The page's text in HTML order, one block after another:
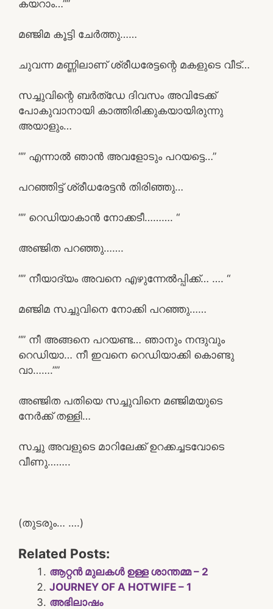
കയറാം…””
മഞ്ജിമ കൂട്ടി ചേർത്തു……
ചുവന്ന മണ്ണിലാണ് ശ്രീധരേട്ടന്റെ മകളുടെ വീട്…
സച്ചുവിന്റെ ബർത്ഡേ ദിവസം അവിടേക്ക്
പോകുവാനായി കാത്തിരിക്കുകയായിരുന്നു
അയാളും…
“” എന്നാൽ ഞാൻ അവളോടും പറയട്ടെ…”
പറഞ്ഞിട്ട് ശ്രീധരേട്ടൻ തിരിഞ്ഞു…
“” റെഡിയാകാൻ നോക്കടീ………. “
അഞ്ജിത പറഞ്ഞു…….
“” നീയാദ്യം അവനെ എഴുന്നേൽപ്പിക്ക്… …. “
മഞ്ജിമ സച്ചുവിനെ നോക്കി പറഞ്ഞു……
“” നീ അങ്ങനെ പറയണ്ട… ഞാനും നന്ദുവും
റെഡിയാ… നീ ഇവനെ റെഡിയാക്കി കൊണ്ടു
വാ…….””
അഞ്ജിത പതിയെ സച്ചുവിനെ മഞ്ജിമയുടെ
നേർക്ക് തള്ളി…
സച്ചു അവളുടെ മാറിലേക്ക് ഉറക്കച്ചടവോടെ
വീണു……..
(തുടരും… ….)
Related Posts:
ആറ്റൻ മുലകൾ ഉള്ള ശാന്തമ്മ – 2
JOURNEY OF A HOTWIFE – 1
അഭിലാഷം